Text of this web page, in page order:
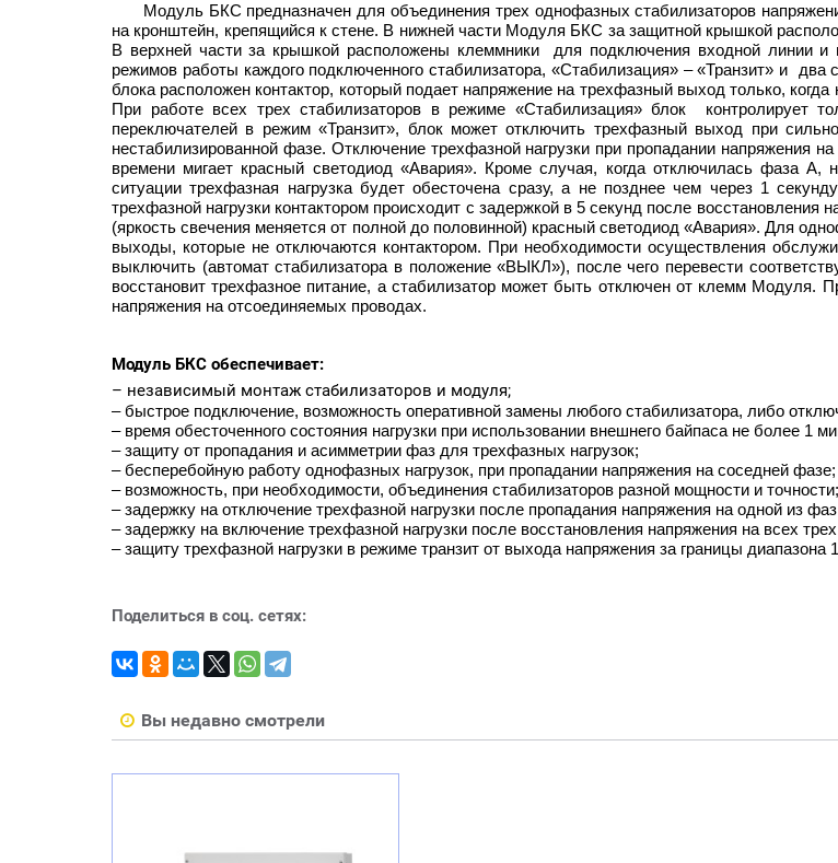
Модуль БКС предназначен для объединения трех однофазных стабилизаторов
на кронштейн, крепящийся к стене. В нижней части Модуля БКС за защитной крышкой
В верхней части за крышкой расположены клеммники для подключения входной линии и
режимов работы каждого подключенного стабилизатора, «Стабилизация» – «Транзит» и
блока расположен контактор, который подает напряжение на трехфазный выход только,
При работе всех трех стабилизаторов в режиме «Стабилизация» блок контролирует
переключателей в режим «Транзит», блок может отключить трехфазный выход при
нестабилизированной фазе. Отключение трехфазной нагрузки при пропадании напряжения
времени мигает красный светодиод «Авария». Кроме случая, когда отключилась фаза А,
ситуации трехфазная нагрузка будет обесточена сразу, а не позднее чем через 1
трехфазной нагрузки контактором происходит с задержкой в 5 секунд после восстановления
(яркость свечения меняется от полной до половинной) красный светодиод «Авария». Для
выходы, которые не отключаются контактором. При необходимости осуществления
выключить (автомат стабилизатора в положение «ВЫКЛ»), после чего перевести
восстановит трехфазное питание, а стабилизатор может быть отключен от клемм Модуля.
напряжения на отсоединяемых проводах.
Модуль БКС обеспечивает:
– независимый монтаж стабилизаторов и модуля;
– быстрое подключение, возможность оперативной замены любого стабилизатора, либо
– время обесточенного состояния нагрузки при использовании внешнего байпаса не более 1
– защиту от пропадания и асимметрии фаз для трехфазных нагрузок;
– бесперебойную работу однофазных нагрузок, при пропадании напряжения на соседней фазе;
– возможность, при необходимости, объединения стабилизаторов разной мощности и точности;
– задержку на отключение трехфазной нагрузки после пропадания напряжения на одной из
– задержку на включение трехфазной нагрузки после восстановления напряжения на всех
– защиту трехфазной нагрузки в режиме транзит от выхода напряжения за границы
Поделиться в соц. сетях:
Вы недавно смотрели